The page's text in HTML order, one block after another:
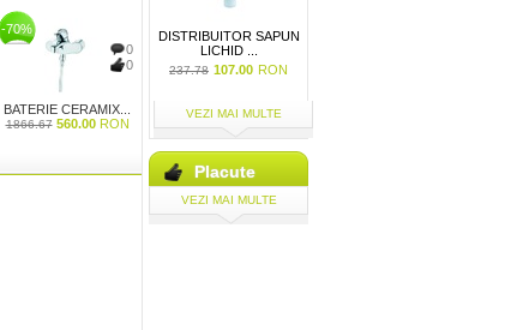
-70%
0
0
BATERIE CERAMIX...
1866.67 560.00 RON
DISTRIBUITOR SAPUN
LICHID ...
237.78 107.00 RON
VEZI MAI MULTE
Placute
VEZI MAI MULTE